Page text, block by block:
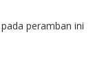
peramban ini